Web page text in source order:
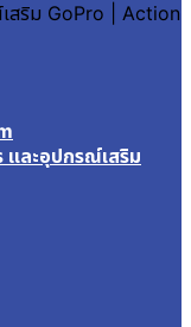
เสริม GoPro | Action
และอุปกรณ์เสริม